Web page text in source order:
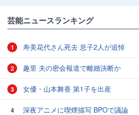
芸能ニュースランキング
1 寿美花代さん死去 息子2人が追悼
2 趣里 夫の密会報道で離婚決断か
3 女優・山本舞香 第1子を出産
4 深夜アニメに喫煙描写 BPOで議論